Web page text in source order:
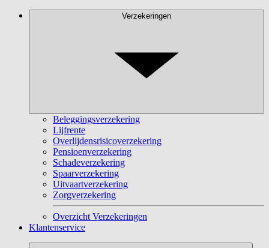
Verzekeringen
Beleggingsverzekering
Lijfrente
Overlijdensrisicoverzekering
Pensioenverzekering
Schadeverzekering
Spaarverzekering
Uitvaartverzekering
Zorgverzekering
Overzicht Verzekeringen
Klantenservice